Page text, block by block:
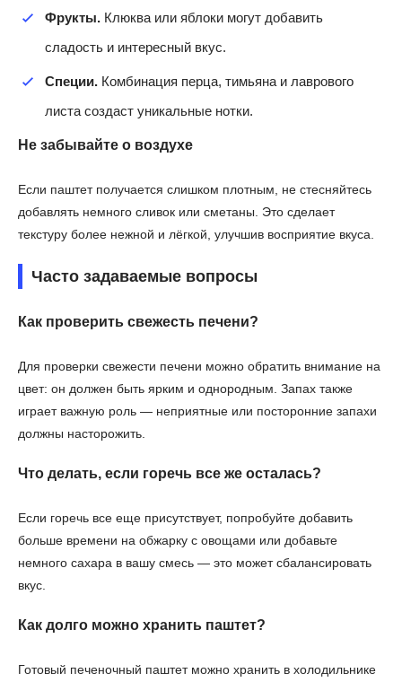
Фрукты. Клюква или яблоки могут добавить
сладость и интересный вкус.
Специи. Комбинация перца, тимьяна и лаврового
листа создаст уникальные нотки.
Не забывайте о воздухе
Если паштет получается слишком плотным, не стесняйтесь
добавлять немного сливок или сметаны. Это сделает
текстуру более нежной и лёгкой, улучшив восприятие вкуса.
Часто задаваемые вопросы
Как проверить свежесть печени?
Для проверки свежести печени можно обратить внимание на
цвет: он должен быть ярким и однородным. Запах также
играет важную роль — неприятные или посторонние запахи
должны насторожить.
Что делать, если горечь все же осталась?
Если горечь все еще присутствует, попробуйте добавить
больше времени на обжарку с овощами или добавьте
немного сахара в вашу смесь — это может сбалансировать
вкус.
Как долго можно хранить паштет?
Готовый печеночный паштет можно хранить в холодильнике